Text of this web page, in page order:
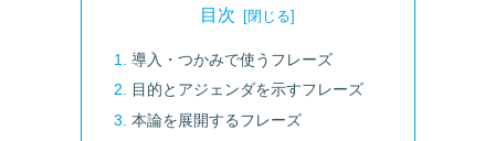
目次
導入・つかみで使うフレーズ
目的とアジェンダを示すフレーズ
本論を展開するフレーズ